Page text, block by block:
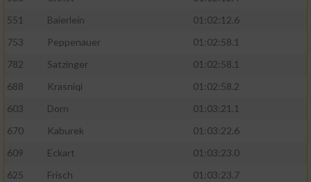
551
Baierlein
01:02:12.6
753
Peppenauer
01:02:58.1
782
Satzinger
01:02:58.1
688
Krasniqi
01:02:58.2
603
Dorn
01:03:21.1
670
Kaburek
01:03:22.6
609
Eckart
01:03:23.0
625
Frisch
01:03:23.7